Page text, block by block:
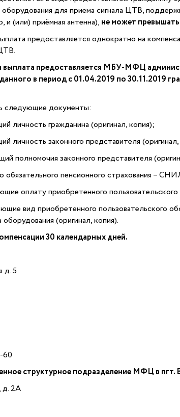
для приема сигнала ЦТВ,
и (или) приёмная антенна), не может
предоставляется однократно на
выплата предоставляется МБУ-МФЦ
в период с 01.04.2019 по 30.11.2019
следующие документы:
личность гражданина (оригинал, копия);
личность законного представителя
полномочия законного представителя
обязательного пенсионного страхования –
оплату приобретенного
вид приобретенного пользовательского
(оригинал, копия).
30 календарных дней.
д. 5
60
структурное подразделение МФЦ в пгт.
д. 2А